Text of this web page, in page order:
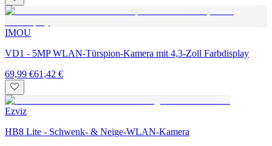
IMOU
VD1 - 5MP WLAN-Türspion-Kamera mit 4,3-Zoll Farbdisplay
69,99 €61,42 €
Ezviz
HB8 Lite - Schwenk- & Neige-WLAN-Kamera